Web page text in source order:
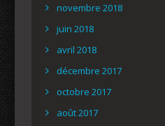
novembre 2018
juin 2018
avril 2018
décembre 2017
octobre 2017
août 2017